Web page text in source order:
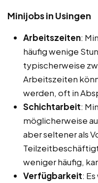
Minijobs in Usingen
Arbeitszeiten:
häufig wenige
typischerweise
Arbeitszeiten
werden, oft in
Schichtarbeit:
möglicherweise
aber seltener als
weniger häufig,
Verfügbarkeit: